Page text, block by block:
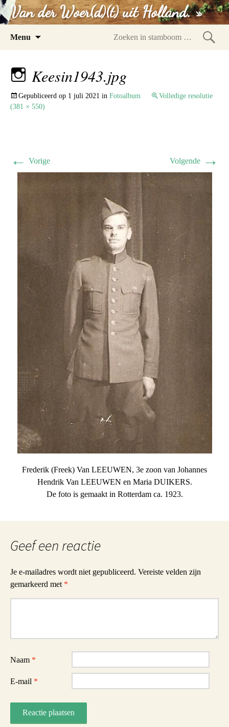
Van der Woer(d)(t) uit Holland. »
Menu
Keesin1943.jpg
Gepubliceerd op 1 juli 2021 in Fotoalbum
Volledige resolutie
(381 × 550)
← Vorige Volgende →
Frederik (Freek) Van LEEUWEN, 3e zoon van Johannes
Hendrik Van LEEUWEN en Maria DUIKERS.
De foto is gemaakt in Rotterdam ca. 1923.
Geef een reactie
Je e-mailadres wordt niet gepubliceerd. Vereiste velden zijn
gemarkeerd met *
Naam *
E-mail *